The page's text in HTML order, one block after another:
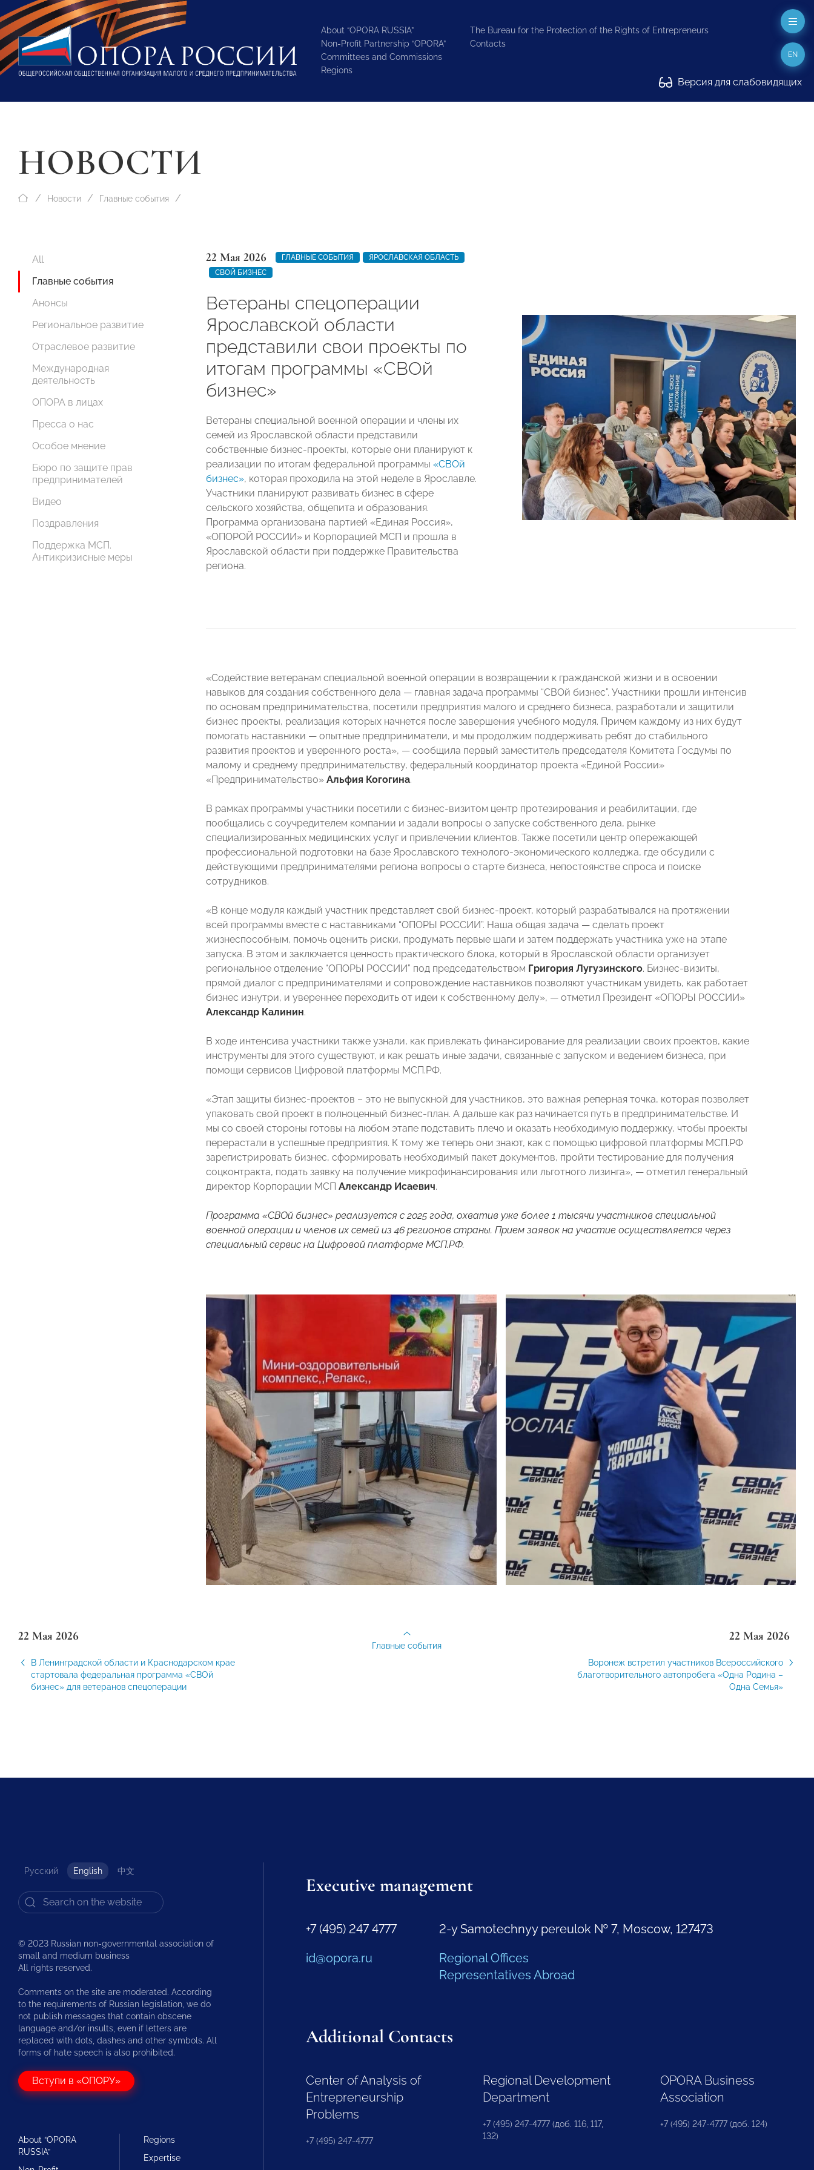
About “OPORA RUSSIA”
Non-Profit Partnership “OPORA”
Committees and Commissions
Regions
The Bureau for the Protection of the Rights of Entrepreneurs
Contacts
Версия для слабовидящих
EN
НОВОСТИ
Новости Главные события
All
Главные события
Анонсы
Региональное развитие
Отраслевое развитие
Международная
деятельность
ОПОРА в лицах
Пресса о нас
Особое мнение
Бюро по защите прав
предпринимателей
Видео
Поздравления
Поддержка МСП.
Антикризисные меры
22 Мая 2026 ГЛАВНЫЕ СОБЫТИЯ
ЯРОСЛАВСКАЯ ОБЛАСТЬ
СВОЙ БИЗНЕС
Ветераны спецоперации
Ярославской области
представили свои проекты по
итогам программы «СВОй
бизнес»
Ветераны специальной военной операции и члены их
семей из Ярославской области представили
собственные бизнес-проекты, которые они планируют к
реализации по итогам федеральной программы «СВОй
бизнес», которая проходила на этой неделе в Ярославле.
Участники планируют развивать бизнес в сфере
сельского хозяйства, общепита и образования.
Программа организована партией «Единая Россия»,
«ОПОРОЙ РОССИИ» и Корпорацией МСП и прошла в
Ярославской области при поддержке Правительства
региона.
«Содействие ветеранам специальной военной операции в возвращении к гражданской жизни и в освоении
навыков для создания собственного дела — главная задача программы “СВОй бизнес”. Участники прошли интенсив
по основам предпринимательства, посетили предприятия малого и среднего бизнеса, разработали и защитили
бизнес проекты, реализация которых начнется после завершения учебного модуля. Причем каждому из них будут
помогать наставники — опытные предприниматели, и мы продолжим поддерживать ребят до стабильного
развития проектов и уверенного роста», — сообщила первый заместитель председателя Комитета Госдумы по
малому и среднему предпринимательству, федеральный координатор проекта «Единой России»
«Предпринимательство» Альфия Когогина.
В рамках программы участники посетили с бизнес-визитом центр протезирования и реабилитации, где
пообщались с соучредителем компании и задали вопросы о запуске собственного дела, рынке
специализированных медицинских услуг и привлечении клиентов. Также посетили центр опережающей
профессиональной подготовки на базе Ярославского технолого-экономического колледжа, где обсудили с
действующими предпринимателями региона вопросы о старте бизнеса, непостоянстве спроса и поиске
сотрудников.
«В конце модуля каждый участник представляет свой бизнес-проект, который разрабатывался на протяжении
всей программы вместе с наставниками “ОПОРЫ РОССИИ”. Наша общая задача — сделать проект
жизнеспособным, помочь оценить риски, продумать первые шаги и затем поддержать участника уже на этапе
запуска. В этом и заключается ценность практического блока, который в Ярославской области организует
региональное отделение “ОПОРЫ РОССИИ” под председательством Григория Лугузинского. Бизнес-визиты,
прямой диалог с предпринимателями и сопровождение наставников позволяют участникам увидеть, как работает
бизнес изнутри, и увереннее переходить от идеи к собственному делу», — отметил Президент «ОПОРЫ РОССИИ»
Александр Калинин.
В ходе интенсива участники также узнали, как привлекать финансирование для реализации своих проектов, какие
инструменты для этого существуют, и как решать иные задачи, связанные с запуском и ведением бизнеса, при
помощи сервисов Цифровой платформы МСП.РФ.
«Этап защиты бизнес-проектов – это не выпускной для участников, это важная реперная точка, которая позволяет
упаковать свой проект в полноценный бизнес-план. А дальше как раз начинается путь в предпринимательстве. И
мы со своей стороны готовы на любом этапе подставить плечо и оказать необходимую поддержку, чтобы проекты
перерастали в успешные предприятия. К тому же теперь они знают, как с помощью цифровой платформы МСП.РФ
зарегистрировать бизнес, сформировать необходимый пакет документов, пройти тестирование для получения
соцконтракта, подать заявку на получение микрофинансирования или льготного лизинга», — отметил генеральный
директор Корпорации МСП Александр Исаевич.
Программа «СВОй бизнес» реализуется с 2025 года, охватив уже более 1 тысячи участников специальной
военной операции и членов их семей из 46 регионов страны. Прием заявок на участие осуществляется через
специальный сервис на Цифровой платформе МСП.РФ.
22 Мая 2026
В Ленинградской области и Краснодарском крае
стартовала федеральная программа «СВОй
бизнес» для ветеранов спецоперации
22 Мая 2026
Воронеж встретил участников Всероссийского
благотворительного автопробега «Одна Родина –
Одна Семья»
Главные события
Русский English 中文
© 2023 Russian non-governmental association of
small and medium business
All rights reserved.
Comments on the site are moderated. According
to the requirements of Russian legislation, we do
not publish messages that contain obscene
language and/or insults, even if letters are
replaced with dots, dashes and other symbols. All
forms of hate speech is also prohibited.
Вступи в «ОПОРУ»
About “OPORA
RUSSIA”
Regions
Expertise
Executive management
+7 (495) 247 4777
id@opora.ru
2-y Samotechnyy pereulok № 7, Moscow, 127473
Regional Offices
Representatives Abroad
Additional Contacts
Center of Analysis of
Entrepreneurship
Problems
+7 (495) 247-4777
Regional Development
Department
+7 (495) 247-4777 (доб. 116, 117,
132)
OPORA Business
Association
+7 (495) 247-4777 (доб. 124)